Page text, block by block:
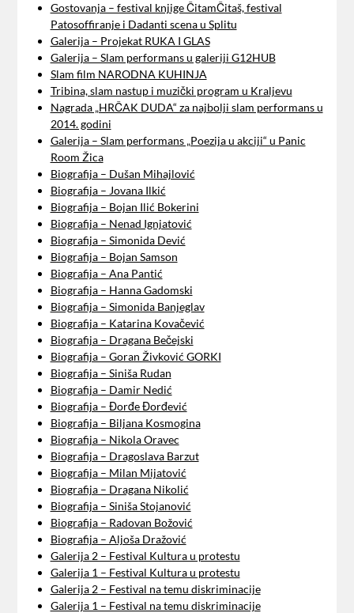
Gostovanja – festival knjige ČitamČitaš, festival
Patosoffiranje i Dadanti scena u Splitu
Galerija – Projekat RUKA I GLAS
Galerija – Slam performans u galeriji G12HUB
Slam film NARODNA KUHINJA
Tribina, slam nastup i muzički program u Kraljevu
Nagrada „HRČAK DUDA“ za najbolji slam performans u
2014. godini
Galerija – Slam performans „Poezija u akciji“ u Panic
Room Žica
Biografija – Dušan Mihajlović
Biografija – Jovana Ilkić
Biografija – Bojan Ilić Bokerini
Biografija – Nenad Ignjatović
Biografija – Simonida Dević
Biografija – Bojan Samson
Biografija – Ana Pantić
Biografija – Hanna Gadomski
Biografija – Simonida Banjeglav
Biografija – Katarina Kovačević
Biografija – Dragana Bečejski
Biografija – Goran Živković GORKI
Biografija – Siniša Rudan
Biografija – Damir Nedić
Biografija – Đorđe Đorđević
Biografija – Biljana Kosmogina
Biografija – Nikola Oravec
Biografija – Dragoslava Barzut
Biografija – Milan Mijatović
Biografija – Dragana Nikolić
Biografija – Siniša Stojanović
Biografija – Radovan Božović
Biografija – Aljoša Dražović
Galerija 2 – Festival Kultura u protestu
Galerija 1 – Festival Kultura u protestu
Galerija 2 – Festival na temu diskriminacije
Galerija 1 – Festival na temu diskriminacije